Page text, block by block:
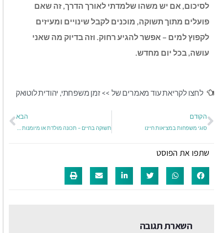
לסיכום, אם יש משהו שלמדתי לאורך הדרך, זה שאם
פועלים מתוך תשוקה, מוכנים לקבל שינויים ומעיזים
לקפוץ למים – אפשר להגיע רחוק. וזה בדיוק מה שאני
עושה, בכל יום מחדש.
לחצו לקריאת עוד מאמרים של >> זמן משפחתי, יהודית לוטואק
הקודם
סוגי משפחות במציאות חיינו
הבא
שתפו את הפוסט
השארת תגובה